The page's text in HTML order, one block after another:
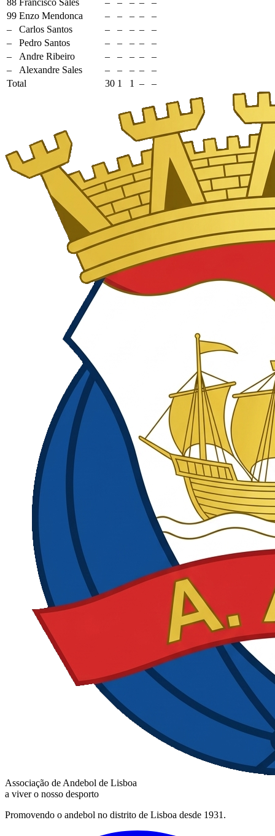
99 Enzo Mendonca – – – –
–
–
Carlos Santos – – – –
–
–
Pedro Santos – – – –
–
–
Andre Ribeiro – – – –
–
–
Alexandre Sales – – – –
–
Total
30 1 1 – –
Associação de Andebol de Lisboa
a viver o nosso desporto
Promovendo o andebol no distrito de Lisboa desde 1931.